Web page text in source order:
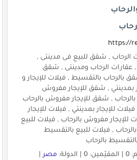
https://
الرحاب , شقق للبيع فى مدينتى ,
عقارات الرحاب ومدينتى , شقق
بالرحاب بالتقسيط , فيلات للإيجار و
, شقق للإيجار مفروش
, شقق للإيجار مفروش بالرحاب
للإيجار بمدينتي , فيلات للإيجار
مفروش بالرحاب , فيلات للبيع
بالرحاب , فيلات للبيع بالتقسيط
بالرحاب
مصر|